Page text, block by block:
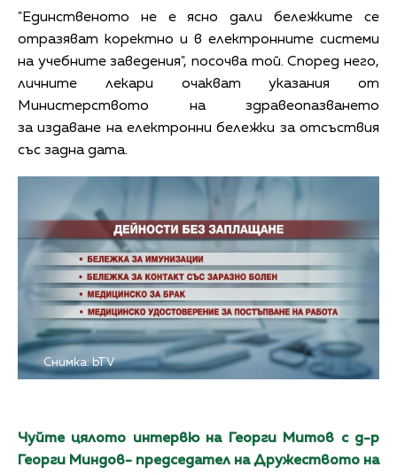
"Единственото не е ясно дали бележките се
отразяват коректно и в електронните системи
на учебните заведения", посочва той. Според него,
личните лекари очакват указания от
Министерството на здравеопазването
за издаване на електронни бележки за отсъствия
със задна дата.
Снимка: bTV
Чуйте цялото интервю на Георги Митов с д-р
Георги Миндов- председател на Дружеството на